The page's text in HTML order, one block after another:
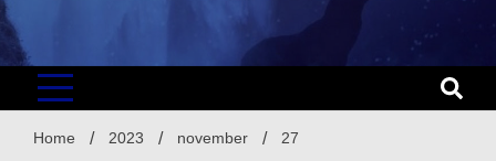
Home 2023 november 27